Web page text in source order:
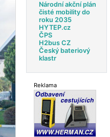
Národní akční plán
čisté mobility do
roku 2035
HYTEP.cz
ČPS
H2bus CZ
Český bateriový
klastr
Reklama